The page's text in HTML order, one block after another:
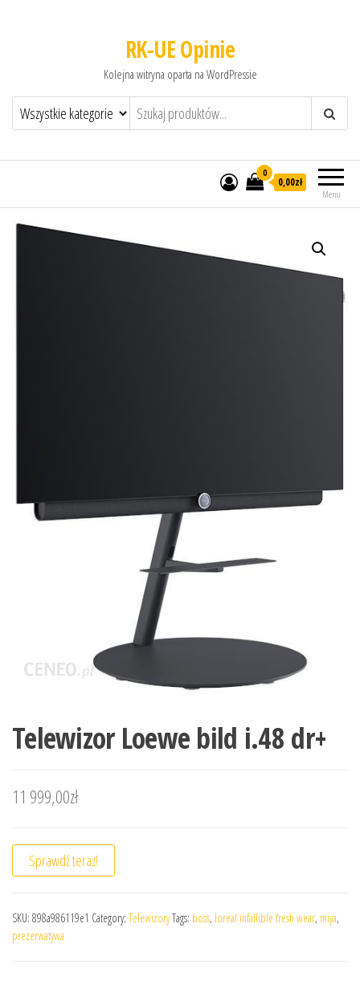
RK-UE Opinie
Kolejna witryna oparta na WordPressie
Menu
0
0,00zł
Telewizor Loewe bild i.48 dr+
11 999,00zł
Sprawdź teraz!
SKU: 898a986119e1 Category: TelewizoryTags: boss, loreal infallible fresh wear, miya,
prezerwatywa